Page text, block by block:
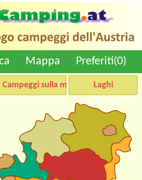
Mappa Preferiti(0)
Campeggi sulla mappa Laghi